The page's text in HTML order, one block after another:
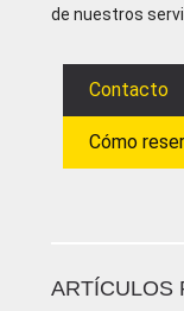
de nuestros
Contacto
Cómo
ARTÍCULOS